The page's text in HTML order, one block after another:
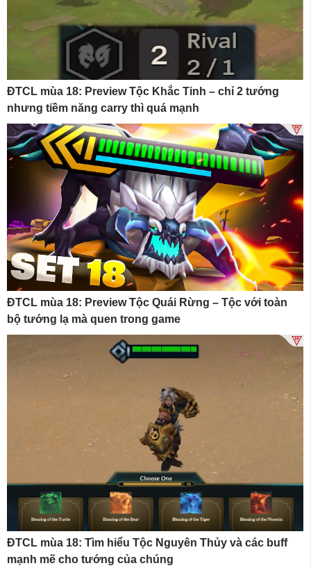
ĐTCL mùa 18: Preview Tộc Khắc Tinh – chỉ 2 tướng
nhưng tiềm năng carry thì quá mạnh
ĐTCL mùa 18: Preview Tộc Quái Rừng – Tộc với toàn
bộ tướng lạ mà quen trong game
ĐTCL mùa 18: Tìm hiểu Tộc Nguyên Thủy và các buff
mạnh mẽ cho tướng của chúng